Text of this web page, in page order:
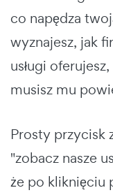
co napędza
wyznajesz, jak
usługi
musisz mu
Prosty przycisk
"zobacz nasze
że po kliknięciu